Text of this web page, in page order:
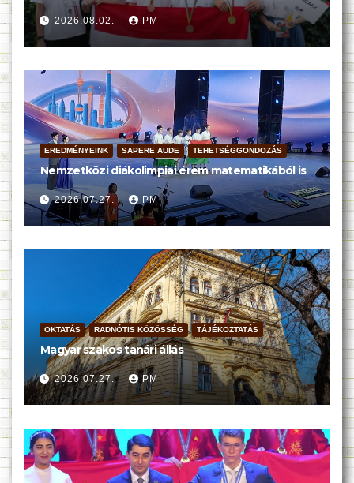
2026.08.02. PM
EREDMÉNYEINK SAPERE AUDE TEHETSÉGGONDOZÁS
Nemzetközi diákolimpiai érem matematikából is
2026.07.27. PM
OKTATÁS RADNÓTIS KÖZÖSSÉG TÁJÉKOZTATÁS
Magyar szakos tanári állás
2026.07.27. PM